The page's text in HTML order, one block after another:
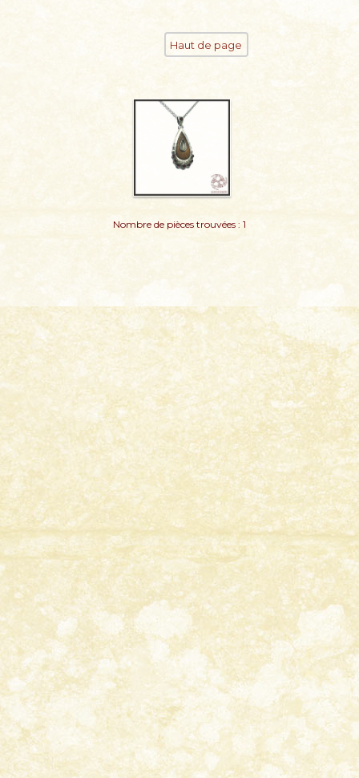
Haut de page
Nombre de pièces trouvées : 1